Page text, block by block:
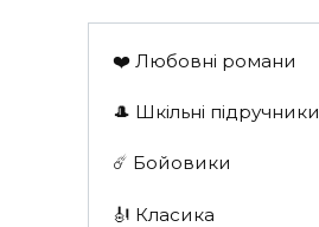
❤️ Любовні романи
🎩 Шкільні підручники
☄️ Бойовики
🎻 Класика